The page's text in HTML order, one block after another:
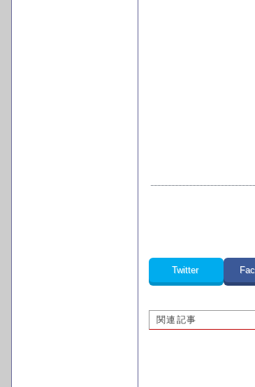
Twitter
関連記事